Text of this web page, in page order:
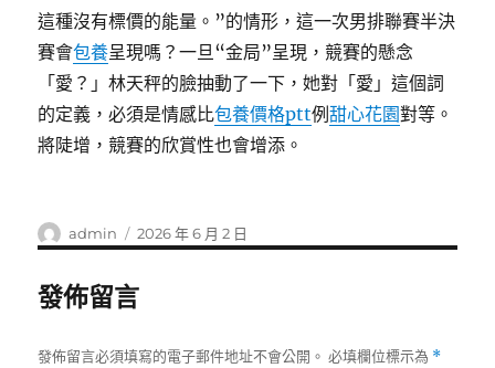
這種沒有標價的能量。”的情形，這一次男排聯賽半決
賽會包養呈現嗎？一旦“金局”呈現，競賽的懸念
「愛？」林天秤的臉抽動了一下，她對「愛」這個詞
的定義，必須是情感比包養價格ptt例甜心花園對等。
將陡增，競賽的欣賞性也會增添。
作
者
admin
發
佈
2026 年 6 月 2 日
發佈留言
發佈留言必須填寫的電子郵件地址不會公開。 必填欄位標示為 *